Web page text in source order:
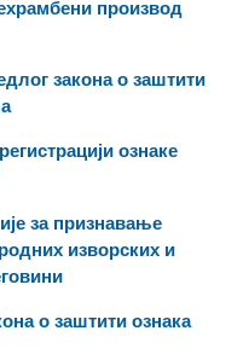
производ
закона о заштити
ознаке
за признавање
изворских и
о заштити ознака